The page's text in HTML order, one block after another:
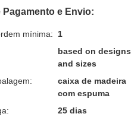
e Envio:
mínima:
1
based on designs
and sizes
caixa de madeira
com espuma
25 dias